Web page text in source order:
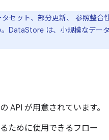
セット、部分更新、 参照整
DataStore は、小規模なデー
API が用意されています。
ために使用できるフロー